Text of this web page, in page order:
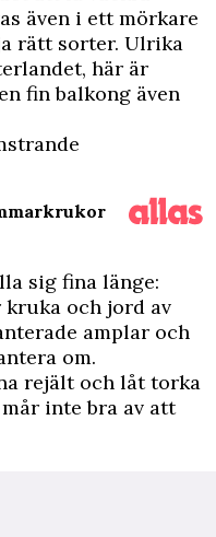
även i ett mörkare
rätt sorter. Ulrika
här är
fin balkong även
sig fina länge:
kruka och jord av
amplar och
om.
rejält och låt torka
inte bra av att